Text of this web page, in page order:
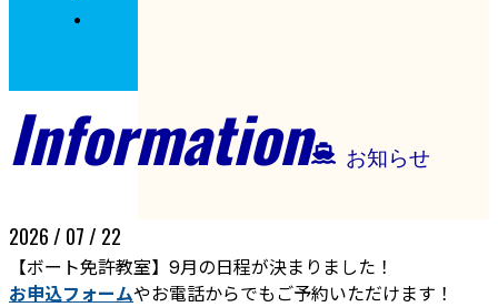
Information お知らせ
2026 / 07 / 22
【ボート免許教室】9月の日程が決まりました！
お申込フォームやお電話からでもご予約いただけます！